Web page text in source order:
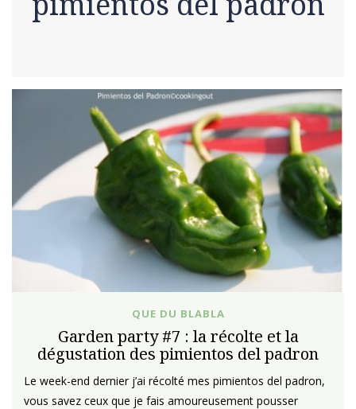
QUE DU BLABLA
Garden party #7 : la récolte et la
dégustation des pimientos del padron
Le week-end dernier j’ai récolté mes pimientos del padron,
vous savez ceux que je fais amoureusement pousser